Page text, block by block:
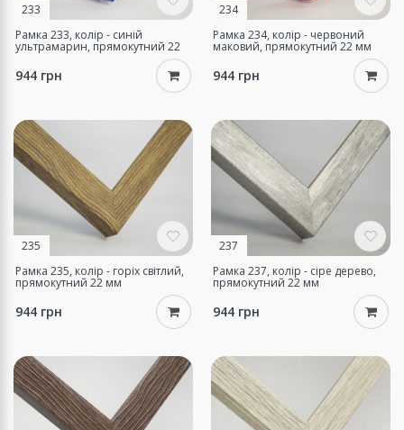
233
Рамка 233, колір - синій
ультрамарин, прямокутний 22
мм
944 грн
234
Рамка 234, колір - червоний
маковий, прямокутний 22 мм
944 грн
235
Рамка 235, колір - горіх світлий,
прямокутний 22 мм
944 грн
237
Рамка 237, колір - сіре дерево,
прямокутний 22 мм
944 грн